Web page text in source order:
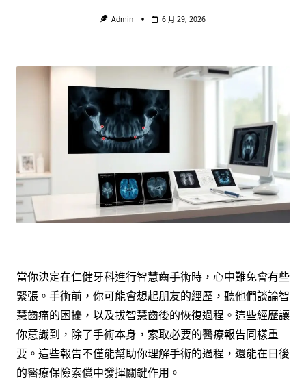
Admin 6 月 29, 2026
當你決定在仁健牙科進行智慧齒手術時，心中難免會有些
緊張。手術前，你可能會想起朋友的經歷，聽他們談論智
慧齒痛的困擾，以及拔智慧齒後的恢復過程。這些經歷讓
你意識到，除了手術本身，索取必要的醫療報告同樣重
要。這些報告不僅能幫助你理解手術的過程，還能在日後
的醫療保險索償中發揮關鍵作用。